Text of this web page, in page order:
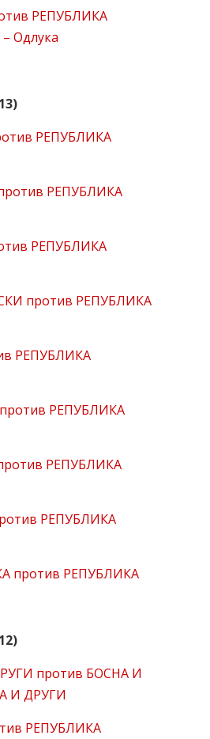
РЕПУБЛИКА
Одлука
РЕПУБЛИКА
РЕПУБЛИКА
РЕПУБЛИКА
против РЕПУБЛИКА
РЕПУБЛИКА
РЕПУБЛИКА
РЕПУБЛИКА
РЕПУБЛИКА
против РЕПУБЛИКА
против БОСНА И
И ДРУГИ
РЕПУБЛИКА